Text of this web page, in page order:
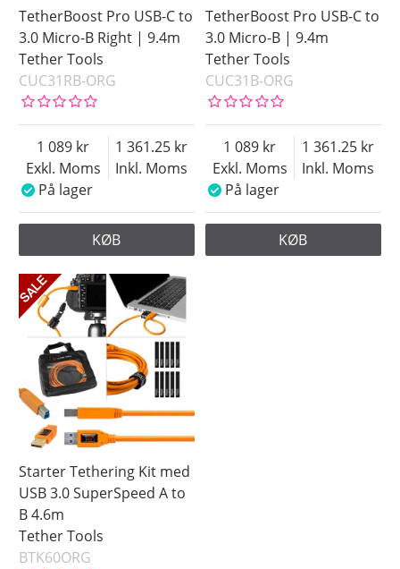
TetherBoost Pro USB-C to
3.0 Micro-B Right | 9.4m
Tether Tools
CUC31RB-ORG
Exkl. Moms
1 089
Inkl. Moms
1 361.25
På lager
KØB
TetherBoost Pro USB-C to
3.0 Micro-B | 9.4m
Tether Tools
CUC31B-ORG
Exkl. Moms
1 089
Inkl. Moms
1 361.25
På lager
KØB
Starter Tethering Kit med
USB 3.0 SuperSpeed A to
B 4.6m
Tether Tools
BTK60ORG